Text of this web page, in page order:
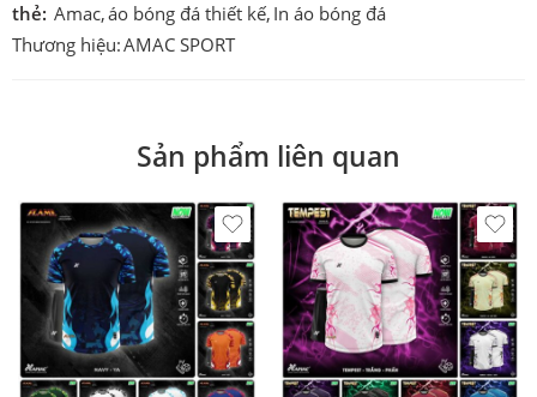
thẻ: Amac,áo bóng đá thiết kế, In áo bóng đá
Thương hiệu:AMAC SPORT
Sản phẩm liên quan